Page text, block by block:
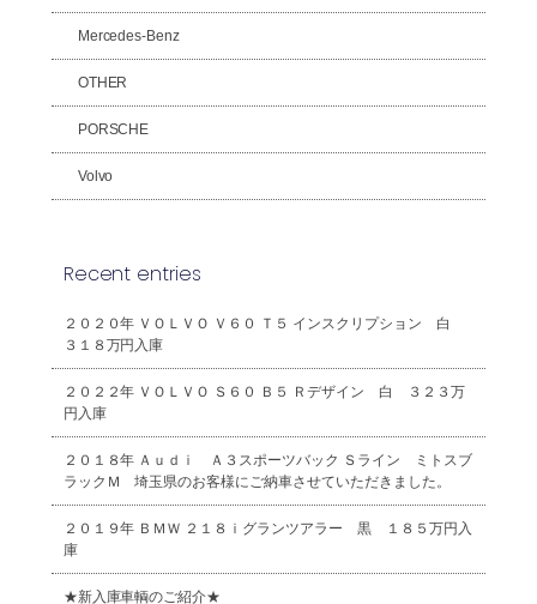
Mercedes-Benz
OTHER
PORSCHE
Volvo
Recent entries
２０２０年 ＶＯＬＶＯ Ｖ６０ Ｔ５ インスクリプション 白
３１８万円入庫
２０２２年 ＶＯＬＶＯ Ｓ６０ Ｂ５ Ｒデザイン 白 ３２３万
円入庫
２０１８年 Ａｕｄｉ Ａ３スポーツバック Ｓライン ミトスブ
ラックＭ 埼玉県のお客様にご納車させていただきました。
２０１９年 ＢＭＷ ２１８ｉグランツアラー 黒 １８５万円入
庫
★新入庫車輌のご紹介★